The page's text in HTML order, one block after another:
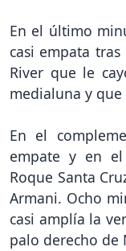
En el último
casi empata
River que le
medialuna y
En el
empate y en
Roque Santa
Armani. Ocho
casi amplía la
palo derecho de